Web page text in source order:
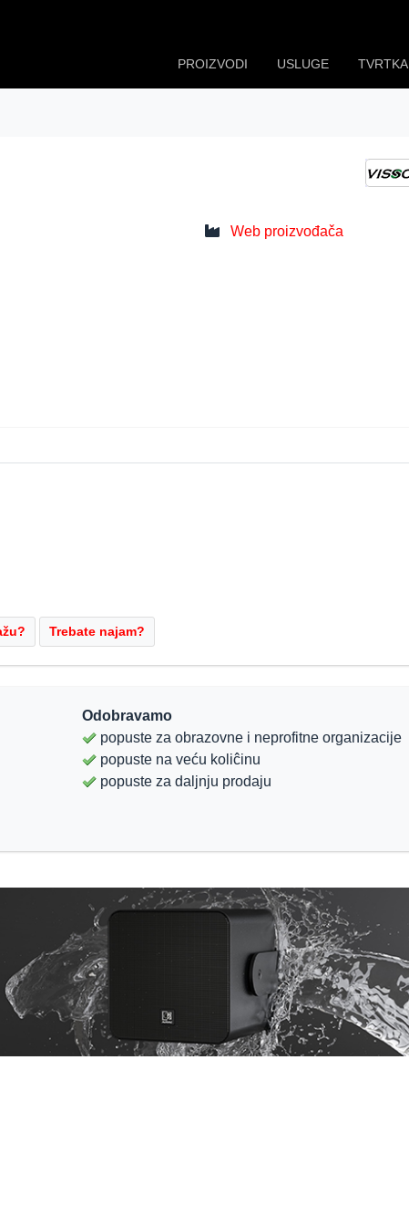
PROIZVODI USLUGE TVRTKA
Web proizvođača
Odobravamo
popuste za obrazovne i neprofitne organizacije
popuste na veću koliĉinu
popuste za daljnju prodaju